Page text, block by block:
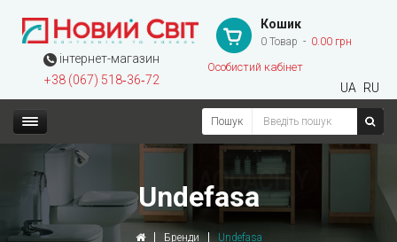
інтернет-магазин
+38 (067) 518‑36‑72
Кошик
0 Товар 0.00 грн
Особистий кабінет
UA RU
Пошук
Undefasa
Бренди Undefasa